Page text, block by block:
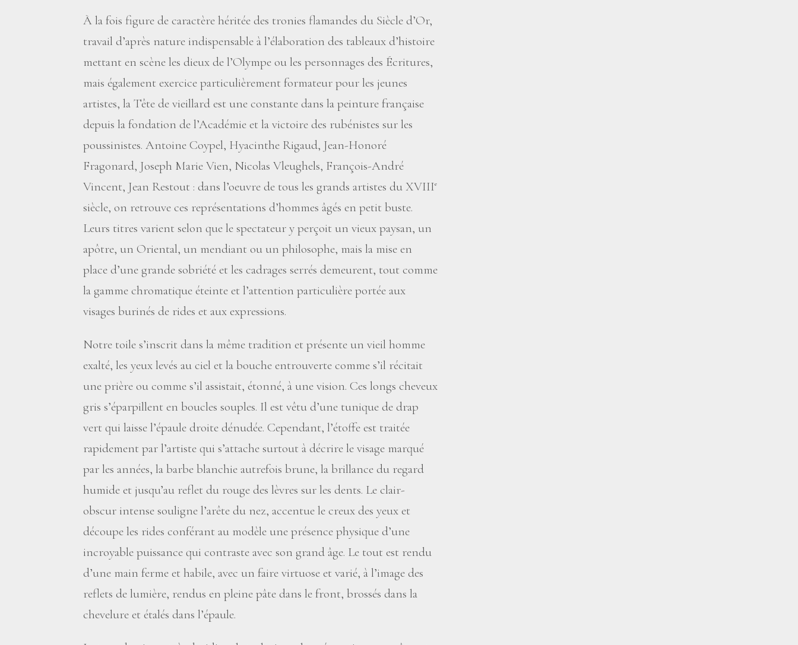
À la fois figure de caractère héritée des tronies flamandes du Siècle d’Or,
travail d’après nature indispensable à l’élaboration des tableaux d’histoire
mettant en scène les dieux de l’Olympe ou les personnages des Écritures,
mais également exercice particulièrement formateur pour les jeunes
artistes, la Tête de vieillard est une constante dans la peinture française
depuis la fondation de l’Académie et la victoire des rubénistes sur les
poussinistes. Antoine Coypel, Hyacinthe Rigaud, Jean-Honoré
Fragonard, Joseph Marie Vien, Nicolas Vleughels, François-André
Vincent, Jean Restout : dans l’oeuvre de tous les grands artistes du XVIIIe
siècle, on retrouve ces représentations d’hommes âgés en petit buste.
Leurs titres varient selon que le spectateur y perçoit un vieux paysan, un
apôtre, un Oriental, un mendiant ou un philosophe, mais la mise en
place d’une grande sobriété et les cadrages serrés demeurent, tout comme
la gamme chromatique éteinte et l’attention particulière portée aux
visages burinés de rides et aux expressions.
Notre toile s’inscrit dans la même tradition et présente un vieil homme
exalté, les yeux levés au ciel et la bouche entrouverte comme s’il récitait
une prière ou comme s’il assistait, étonné, à une vision. Ces longs cheveux
gris s’éparpillent en boucles souples. Il est vêtu d’une tunique de drap
vert qui laisse l’épaule droite dénudée. Cependant, l’étoffe est traitée
rapidement par l’artiste qui s’attache surtout à décrire le visage marqué
par les années, la barbe blanchie autrefois brune, la brillance du regard
humide et jusqu’au reflet du rouge des lèvres sur les dents. Le clair-
obscur intense souligne l’arête du nez, accentue le creux des yeux et
découpe les rides conférant au modèle une présence physique d’une
incroyable puissance qui contraste avec son grand âge. Le tout est rendu
d’une main ferme et habile, avec un faire virtuose et varié, à l’image des
reflets de lumière, rendus en pleine pâte dans le front, brossés dans la
chevelure et étalés dans l’épaule.